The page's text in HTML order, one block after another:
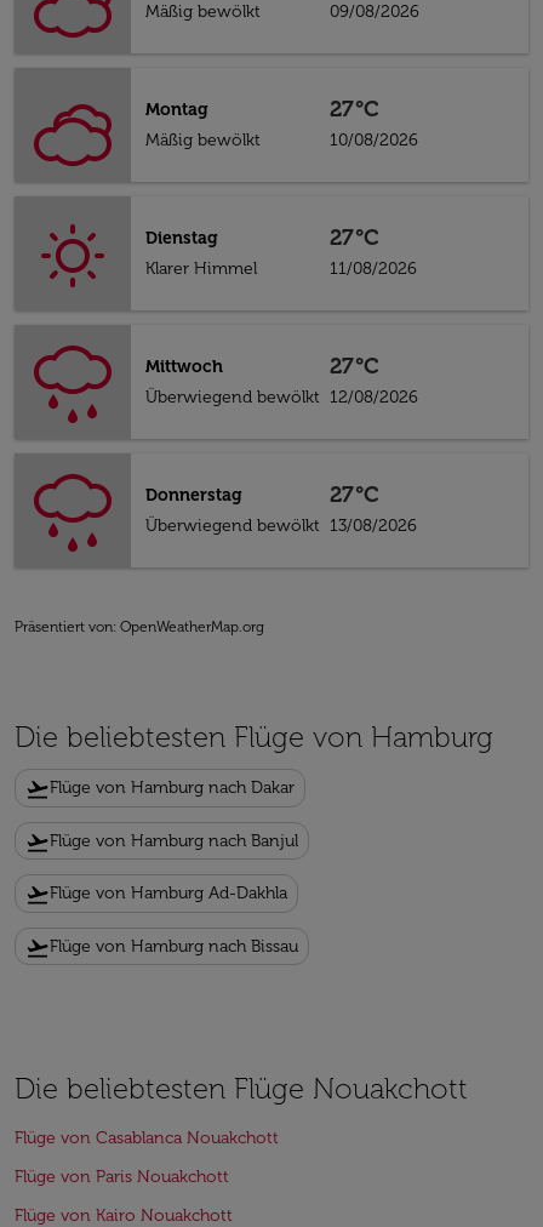
Mäßig bewölkt
09/08/2026
Montag
Mäßig bewölkt
27°C
10/08/2026
Dienstag
Klarer Himmel
27°C
11/08/2026
Mittwoch
Überwiegend bewölkt
27°C
12/08/2026
Donnerstag
Überwiegend bewölkt
27°C
13/08/2026
Präsentiert von: OpenWeatherMap.org
Die beliebtesten Flüge von Hamburg
flight_takeoffFlüge von Hamburg nach Dakar
flight_takeoffFlüge von Hamburg nach Banjul
flight_takeoffFlüge von Hamburg Ad-Dakhla
flight_takeoffFlüge von Hamburg nach Bissau
Die beliebtesten Flüge Nouakchott
Flüge von Casablanca Nouakchott
Flüge von Paris Nouakchott
Flüge von Kairo Nouakchott